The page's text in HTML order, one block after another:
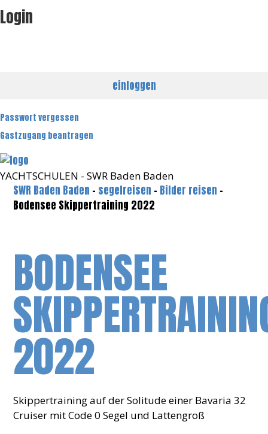
Login
einloggen
Passwort vergessen
Gastzugang beantragen
YACHTSCHULEN - SWR Baden Baden
SWR Baden Baden - segelreisen - Bilder reisen -
Bodensee Skippertraining 2022
BODENSEE
2022
Skippertraining auf der Solitude einer Bavaria 32
Cruiser mit Code 0 Segel und Lattengroß